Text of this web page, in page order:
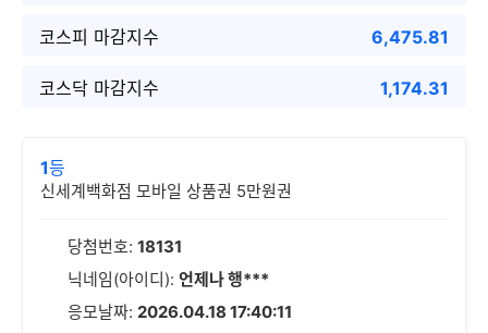
코스피 마감지수 6,475.81
코스닥 마감지수 1,174.31
1등
신세계백화점 모바일 상품권 5만원권
당첨번호: 18131
닉네임(아이디): 언제나 행***
응모날짜: 2026.04.18 17:40:11